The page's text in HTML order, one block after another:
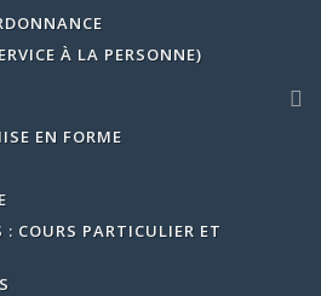
À LA PERSONNE)
EN FORME
: COURS PARTICULIER ET